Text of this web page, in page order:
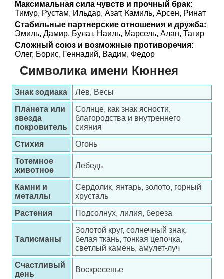
Максимальная сила чувств и прочный брак:
Тимур, Рустам, Ильдар, Азат, Камиль, Арсен, Ринат
Стабильные партнерские отношения и дружба:
Эмиль, Дамир, Булат, Наиль, Марсель, Алан, Тагир
Сложный союз и возможные противоречия:
Олег, Борис, Геннадий, Вадим, Федор
Символика имени Кюннея
Знак зодиака
Лев, Весы
Планета или
звезда
покровитель
Солнце, как знак ясности,
благородства и внутреннего
сияния
Стихия
Огонь
Тотемное
животное
Лебедь
Камни и
металлы
Сердолик, янтарь, золото, горный
хрусталь
Растения
Подсолнух, лилия, береза
Талисманы
Золотой круг, солнечный знак,
белая ткань, тонкая цепочка,
светлый камень, амулет-луч
Счастливый
день
Воскресенье